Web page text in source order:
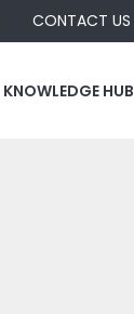
CONTACT US
KNOWLEDGE HUB